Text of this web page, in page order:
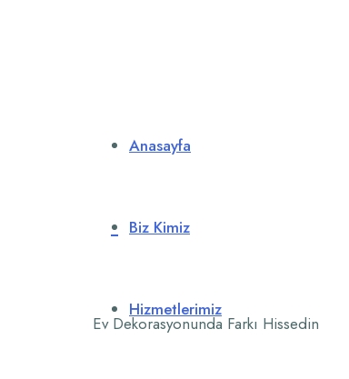
Ev Dekorasyonunda Farkı Hissedin
Anasayfa
Biz Kimiz
Hizmetlerimiz